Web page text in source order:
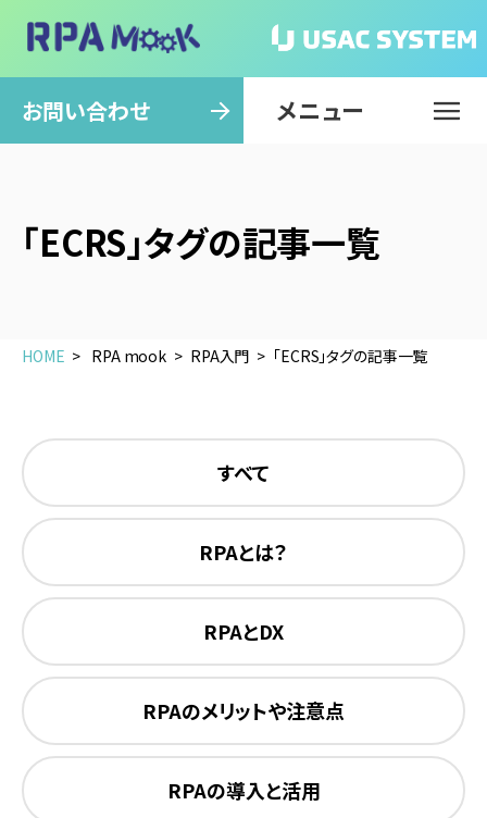
お問い合わせ メニュー
閉じる
「ECRS」タグの記事一覧
HOME RPA mook RPA入門 「ECRS」タグの記事一覧
すべて
RPAとは？
RPAとDX
RPAのメリットや注意点
RPAの導入と活用